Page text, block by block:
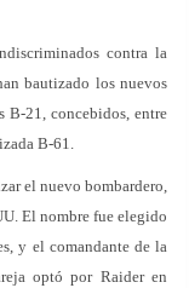
contra la
bautizado los nuevos
B-21, concebidos, entre
B-61.
el nuevo bombardero,
El nombre fue elegido
y el comandante de la
optó por Raider en